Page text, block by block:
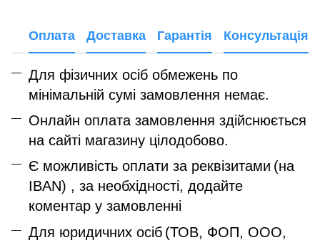
Оплата Доставка Гарантія Консультація
Для фізичних осіб обмежень по
мінімальній сумі замовлення немає.
Онлайн оплата замовлення здійснюється
на сайті магазину цілодобово.
Є можливість оплати за реквізитами (на
IBAN) , за необхідності, додайте
коментар у замовленні
Для юридичних осіб (ТОВ, ФОП, ООО,